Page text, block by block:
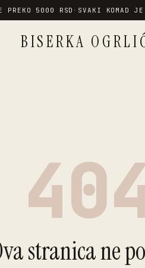
PREKO 5000 RSD · SVAKI KOMAD
BISERKA
stranica ne